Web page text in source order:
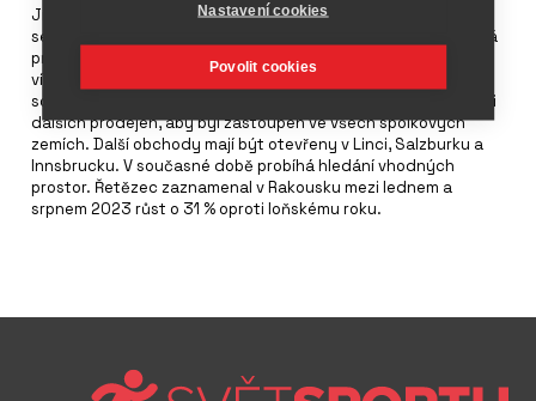
Již svou pátou prodejnu otevřelDecathlon
se tak pět let od začátku svého působení na tomto trhu. Nová
prodejna s prodejní plochou téměř 2 000 m² zahájí provoz ve
vídeňském nákupním centru Columbus. Zákazníci zde najdou
sortiment pro více než 70 sportů. Decathlon plánuje otevření i
dalších prodejen, aby byl zastoupen ve všech spolkových
zemích. Další obchody mají být otevřeny v Linci, Salzburku a
Innsbrucku. V současné době probíhá hledání vhodných
prostor. Řetězec zaznamenal v Rakousku mezi lednem a
srpnem 2023 růst o 31 % oproti loňskému roku.
Nastavení cookies
Povolit cookies